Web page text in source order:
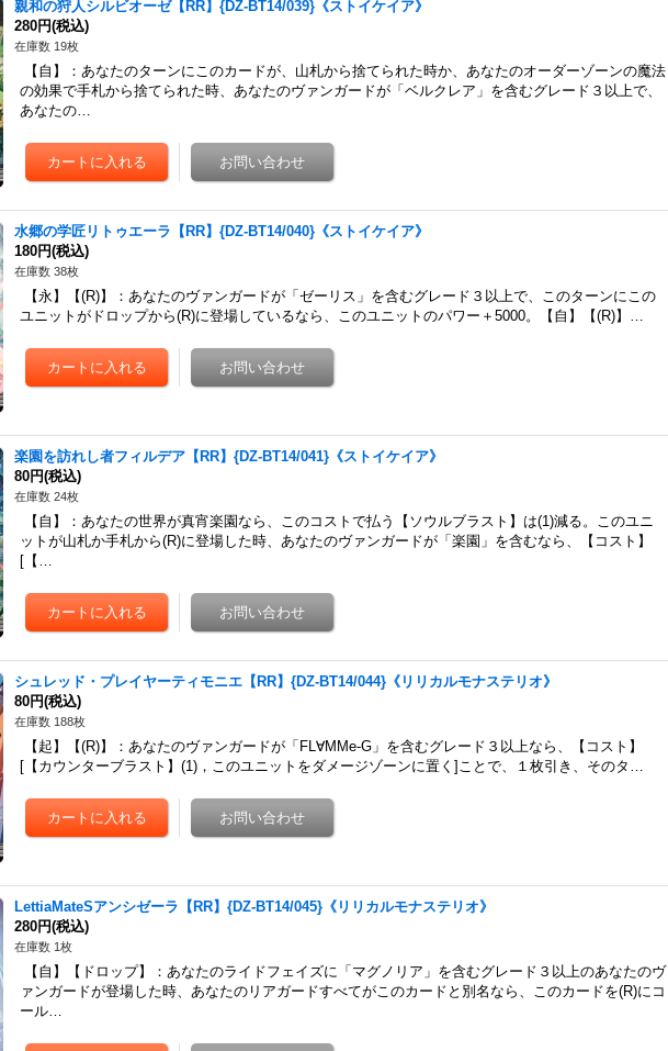
親和の狩人シルビオーゼ【RR】{DZ-BT14/039}《ストイケイア》
280円(税込)
在庫数 19枚
【自】：あなたのターンにこのカードが、山札から捨てられた時か、あなたのオーダーゾーンの魔法
の効果で手札から捨てられた時、あなたのヴァンガードが「ベルクレア」を含むグレード３以上で、
あなたの…
水郷の学匠リトゥエーラ【RR】{DZ-BT14/040}《ストイケイア》
180円(税込)
在庫数 38枚
【永】【(R)】：あなたのヴァンガードが「ゼーリス」を含むグレード３以上で、このターンにこの
ユニットがドロップから(R)に登場しているなら、このユニットのパワー＋5000。【自】【(R)】…
楽園を訪れし者フィルデア【RR】{DZ-BT14/041}《ストイケイア》
80円(税込)
在庫数 24枚
【自】：あなたの世界が真宵楽園なら、このコストで払う【ソウルブラスト】は(1)減る。このユニ
ットが山札か手札から(R)に登場した時、あなたのヴァンガードが「楽園」を含むなら、【コスト】
[【…
シュレッド・プレイヤーティモニエ【RR】{DZ-BT14/044}《リリカルモナステリオ》
80円(税込)
在庫数 188枚
【起】【(R)】：あなたのヴァンガードが「FL∀MMe-G」を含むグレード３以上なら、【コスト】
[【カウンターブラスト】(1)，このユニットをダメージゾーンに置く]ことで、１枚引き、そのタ…
LettiaMateSアンシゼーラ【RR】{DZ-BT14/045}《リリカルモナステリオ》
280円(税込)
在庫数 1枚
【自】【ドロップ】：あなたのライドフェイズに「マグノリア」を含むグレード３以上のあなたのヴ
ァンガードが登場した時、あなたのリアガードすべてがこのカードと別名なら、このカードを(R)にコ
ール…